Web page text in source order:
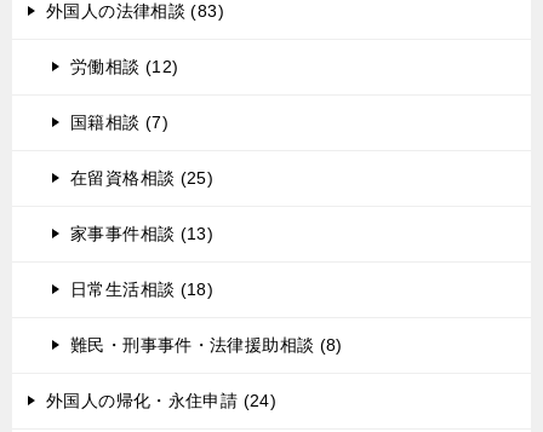
外国人の法律相談 (83)
労働相談 (12)
国籍相談 (7)
在留資格相談 (25)
家事事件相談 (13)
日常生活相談 (18)
難民・刑事事件・法律援助相談 (8)
外国人の帰化・永住申請 (24)